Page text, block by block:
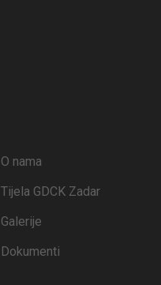
O nama
Tijela GDCK Zadar
Galerije
Dokumenti